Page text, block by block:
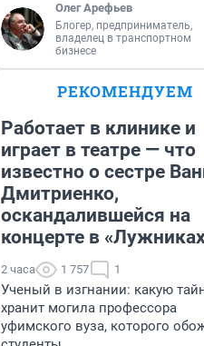
Олег Арефьев
Блогер, предприниматель,
владелец в транспортном
бизнесе
РЕКОМЕНДУЕМ
Работает в клинике и
играет в театре — что
известно о сестре
Дмитриенко,
оскандалившейся на
концерте в
2 часа 1 757 1
Ученый в изгнании: какую
хранит могила профессора
уфимского вуза, которого